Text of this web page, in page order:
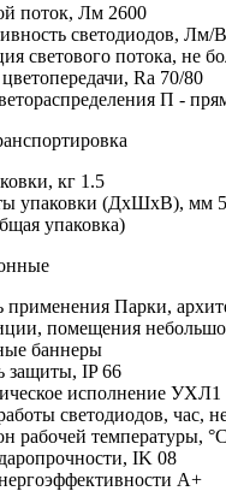
поток, Лм 2600
светодиодов, Лм/
светового потока, не
Ra 70/80
П -
кг 1.5
упаковки (ДхШхВ), мм
упаковка)
применения Парки,
помещения
баннеры
защиты, IP66
исполнение УХЛ1
светодиодов, час,
рабочей температуры, °С
IK 08
A+